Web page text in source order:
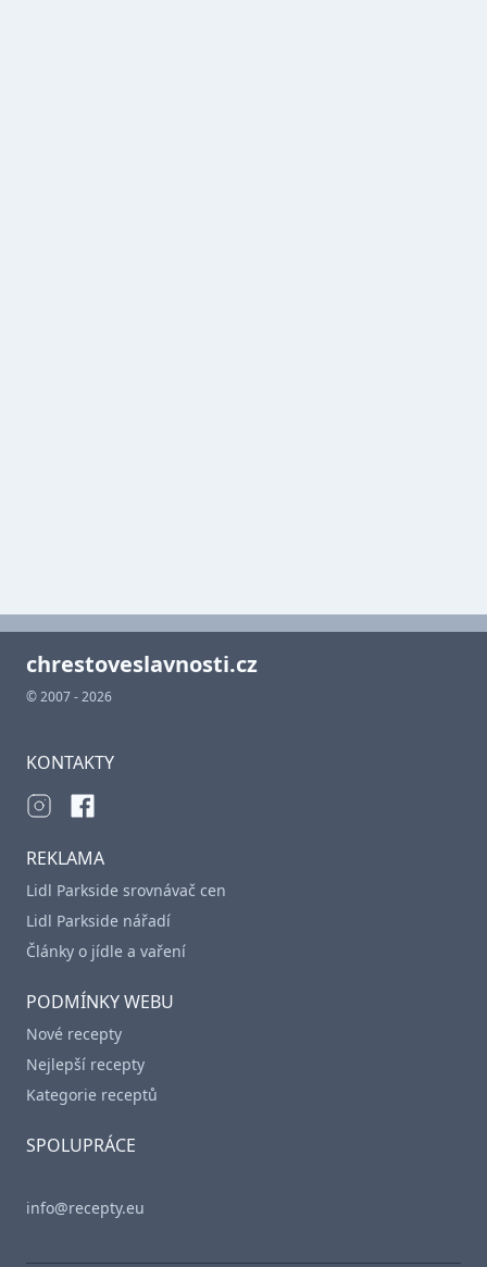
chrestoveslavnosti.cz
© 2007 - 2026
KONTAKTY
REKLAMA
Lidl Parkside srovnávač cen
Lidl Parkside nářadí
Články o jídle a vaření
PODMÍNKY WEBU
Nové recepty
Nejlepší recepty
Kategorie receptů
SPOLUPRÁCE
info@recepty.eu